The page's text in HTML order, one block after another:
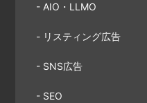
- AIO・LLMO
- リスティング広告
- SNS広告
- SEO